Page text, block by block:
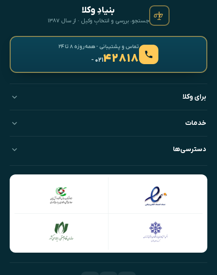
بنیادِ وکلا
جستجو، بررسی و انتخابِ وکیل · از سال ۱۳۸۷
تماس و پشتیبانی · همه‌روزه ۸ تا ۲۴
۴۲۸۱۸- ۰۲۱
برای وکلا
خدمات
دسترسی‌ها